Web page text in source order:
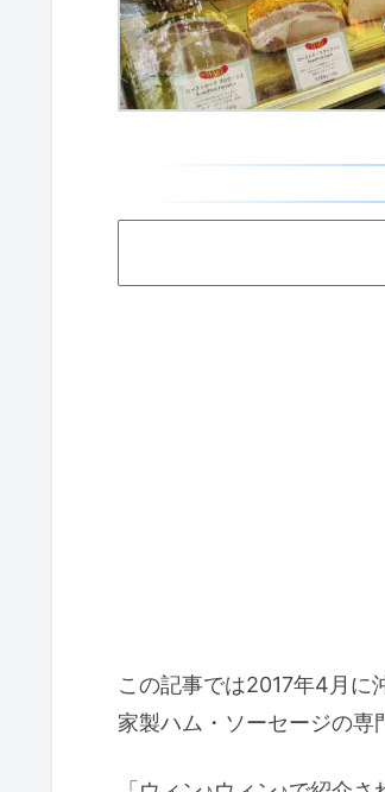
この記事では2017年4月に
家製ハム・ソーセージの専